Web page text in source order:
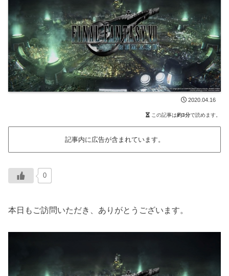
2020.04.16
この記事は約3分で読めます。
記事内に広告が含まれています。
0
本日もご訪問いただき、ありがとうございます。